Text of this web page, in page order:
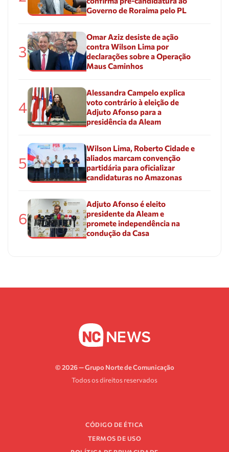
Governo de Roraima pelo PL
3
Omar Aziz desiste de ação
contra Wilson Lima por
declarações sobre a Operação
Maus Caminhos
4
Alessandra Campelo explica
voto contrário à eleição de
Adjuto Afonso para a
presidência da Aleam
5
Wilson Lima, Roberto Cidade e
aliados marcam convenção
partidária para oficializar
candidaturas no Amazonas
6
Adjuto Afonso é eleito
presidente da Aleam e
promete independência na
condução da Casa
© 2026 — Grupo Norte de Comunicação
Todos os direitos reservados
CÓDIGO DE ÉTICA
TERMOS DE USO